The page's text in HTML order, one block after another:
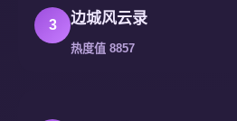
3 边城风云录
热度值 8857